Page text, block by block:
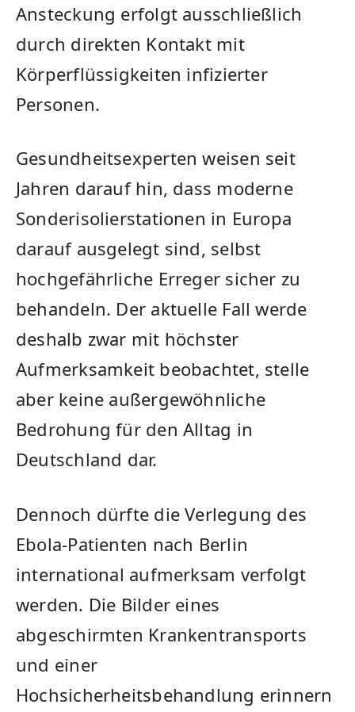
Ansteckung erfolgt ausschließlich
durch direkten Kontakt mit
Körperflüssigkeiten infizierter
Personen.
Gesundheitsexperten weisen seit
Jahren darauf hin, dass moderne
Sonderisolierstationen in Europa
darauf ausgelegt sind, selbst
hochgefährliche Erreger sicher zu
behandeln. Der aktuelle Fall werde
deshalb zwar mit höchster
Aufmerksamkeit beobachtet, stelle
aber keine außergewöhnliche
Bedrohung für den Alltag in
Deutschland dar.
Dennoch dürfte die Verlegung des
Ebola-Patienten nach Berlin
international aufmerksam verfolgt
werden. Die Bilder eines
abgeschirmten Krankentransports
und einer
Hochsicherheitsbehandlung erinnern